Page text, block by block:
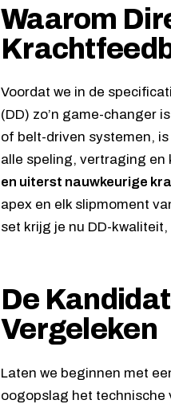
Waarom
Voordat we in de
(DD) zo’n game-changer
of belt-driven systemen,
alle speling, vertraging
en uiterst nauwkeurige
apex en elk slipmoment
set krijg je nu DD-
De
Vergeleken
Laten we beginnen met
oogopslag het technische